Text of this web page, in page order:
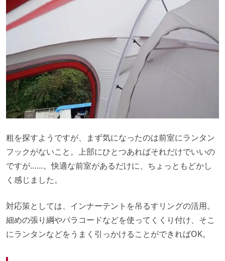
粗を探すようですが、まず気になったのは前室にランタン
フックがないこと。上部にひとつあればそれだけでいいの
ですが……。快適な前室があるだけに、ちょっともどかし
く感じました。
対応策としては、インナーテントを吊るすリングの活用。
細めの張り綱やパラコードなどを使ってくくり付け、そこ
にランタンなどをうまく引っかけることができればOK。